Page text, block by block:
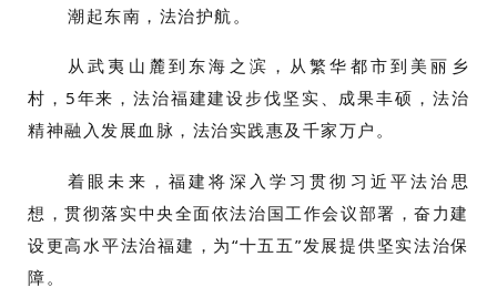
潮起东南，法治护航。
从武夷山麓到东海之滨，从繁华都市到美丽乡
村， 5年来，法治福建建设步伐坚实、成果丰硕， 法治
精神融入发展血脉，法治实践惠及千家万户。
着眼未来，福建将深入学习贯彻习近平法治思
想，贯彻落实中央全面依法治国工作会议部署，奋力建
设更高水平法治福建，为“十五五”发展提供坚实法治保
障。